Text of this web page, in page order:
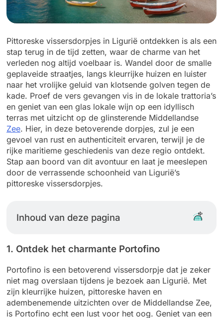
Pittoreske vissersdorpjes in Ligurië ontdekken is als een
stap terug in de tijd zetten, waar de charme van het
verleden nog altijd voelbaar is. Wandel door de smalle
geplaveide straatjes, langs kleurrijke huizen en luister
naar het vrolijke geluid van klotsende golven tegen de
kade. Proef de vers gevangen vis in de lokale trattoria’s
en geniet van een glas lokale wijn op een idyllisch
terras met uitzicht op de glinsterende Middellandse
Zee. Hier, in deze betoverende dorpjes, zul je een
gevoel van rust en authenticiteit ervaren, terwijl je de
rijke maritieme geschiedenis van deze regio ontdekt.
Stap aan boord van dit avontuur en laat je meeslepen
door de verrassende schoonheid van Ligurië’s
pittoreske vissersdorpjes.
Inhoud van deze pagina
1. Ontdek het charmante Portofino
Portofino is een betoverend vissersdorpje dat je zeker
niet mag overslaan tijdens je bezoek aan Ligurië. Met
zijn kleurrijke huizen, pittoreske haven en
adembenemende uitzichten over de Middellandse Zee,
is Portofino echt een lust voor het oog. Geniet van een